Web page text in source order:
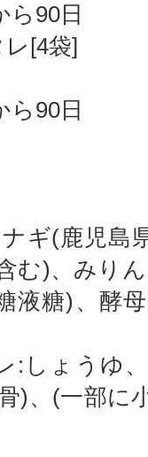
90日
レ[4袋]
90日
ギ(鹿児島
む)、みり
液糖)、酵
:しょうゆ
)、(一部に